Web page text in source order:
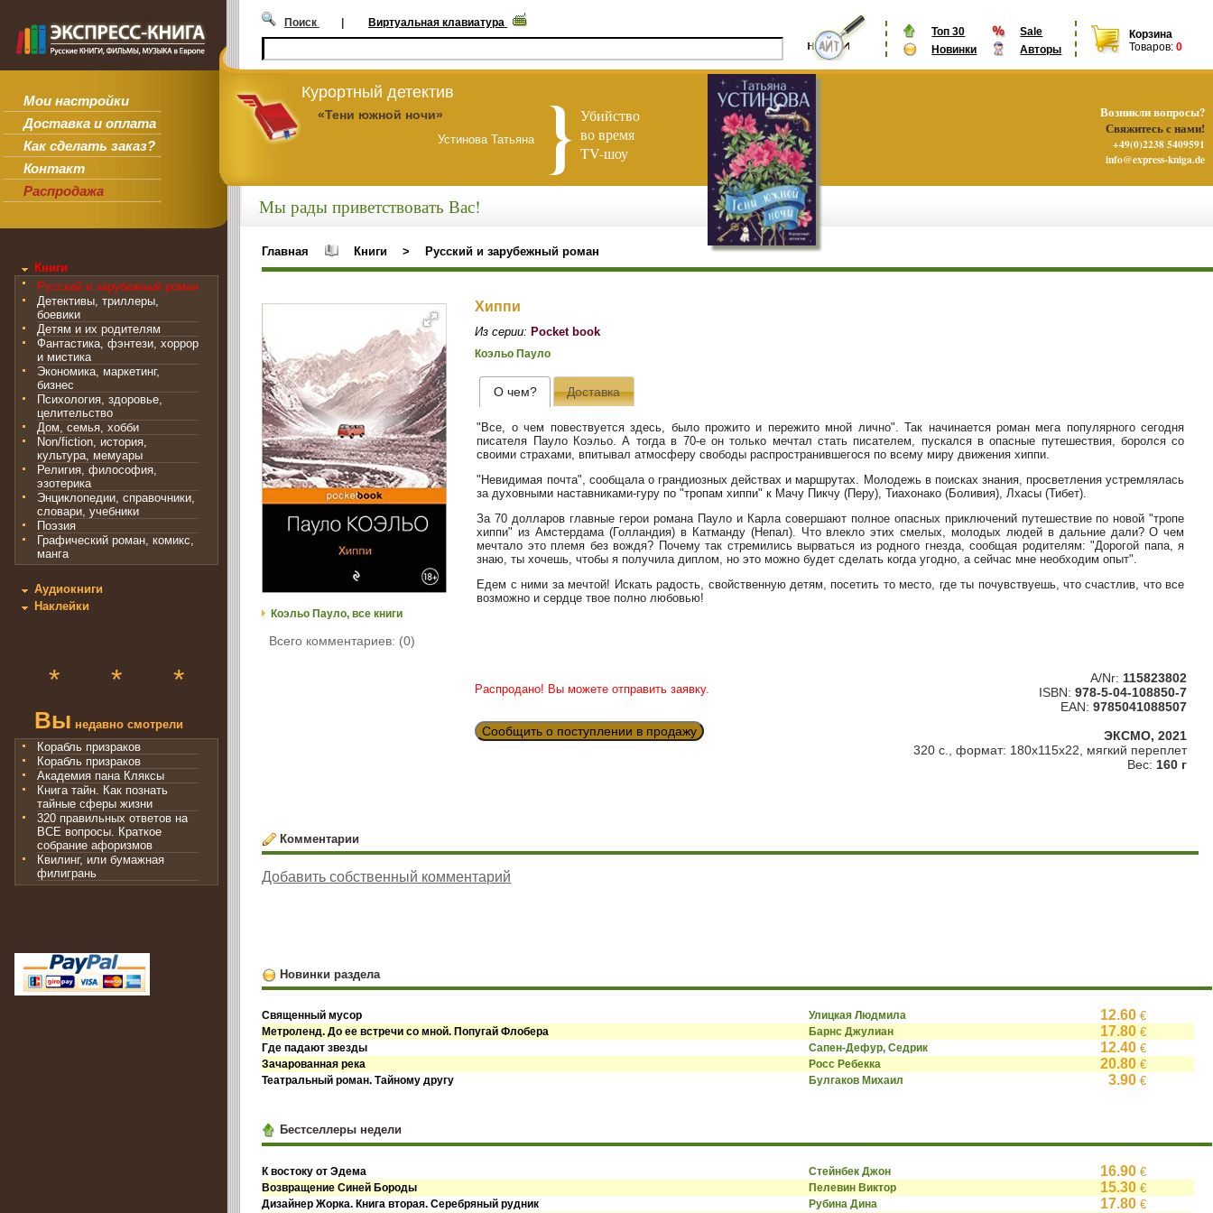
Мои настройки
Доставка и оплата
Как сделать заказ?
Контакт
Распродажа
Топ 30
Sale
Новинки
Авторы
Корзина
Товаров: 0
Поиск | Виртуальная клавиатура
Курортный детектив
«Тени южной ночи»
Устинова Татьяна
Убийство
во время
TV-шоу
Книги
Русский и зарубежный роман
Детективы, триллеры,
боевики
Детям и их родителям
Фантастика, фэнтези, хоррор
и мистика
Экономика, маркетинг,
бизнес
Психология, здоровье,
целительство
Дом, семья, хобби
Non/fiction, история,
культура, мемуары
Религия, философия,
эзотерика
Энциклопедии, справочники,
словари, учебники
Поэзия
Графический роман, комикс,
манга
Аудиокниги
Наклейки
* * *
Вы недавно смотрели
Корабль призраков
Корабль призраков
Академия пана Кляксы
Книга тайн. Как познать
тайные сферы жизни
320 правильных ответов на
ВСЕ вопросы. Краткое
собрание афоризмов
Квилинг, или бумажная
филигрань
Мы рады приветствовать Вас!
Главная Книги > Русский и зарубежный роман
Коэльо Пауло, все книги
Всего комментариев: (0)
Хиппи
Из серии: Pocket book
Коэльо Пауло
О чем? Доставка
"Все, о чем повествуется здесь, было прожито и пережито мной лично". Так начинается роман мега популярного сегодня
писателя Пауло Коэльо. А тогда в 70-е он только мечтал стать писателем, пускался в опасные путешествия, боролся со
своими страхами, впитывал атмосферу свободы распространившегося по всему миру движения хиппи.
"Невидимая почта", сообщала о грандиозных действах и маршрутах. Молодежь в поисках знания, просветления устремлялась
за духовными наставниками-гуру по "тропам хиппи" к Мачу Пикчу (Перу), Тиахонако (Боливия), Лхасы (Тибет).
За 70 долларов главные герои романа Пауло и Карла совершают полное опасных приключений путешествие по новой "тропе
хиппи" из Амстердама (Голландия) в Катманду (Непал). Что влекло этих смелых, молодых людей в дальние дали? О чем
мечтало это племя без вождя? Почему так стремились вырваться из родного гнезда, сообщая родителям: "Дорогой папа, я
знаю, ты хочешь, чтобы я получила диплом, но это можно будет сделать когда угодно, а сейчас мне необходим опыт".
Едем с ними за мечтой! Искать радость, свойственную детям, посетить то место, где ты почувствуешь, что счастлив, что все
возможно и сердце твое полно любовью!
Распродано! Вы можете отправить заявку.
Сообщить о поступлении в продажу
A/Nr: 115823802
ISBN: 978-5-04-108850-7
EAN: 9785041088507
ЭКСМО, 2021
320 с., формат: 180x115x22, мягкий переплет
Вес: 160 г
Комментарии
Добавить собственный комментарий
Новинки раздела
Священный мусор Улицкая Людмила 12.60€
Метроленд. До ее встречи со мной. Попугай Флобера Барнс Джулиан 17.80€
Где падают звезды Сапен-Дефур, Седрик 12.40€
Зачарованная река Росс Ребекка 20.80€
Театральный роман. Тайному другу Булгаков Михаил 3.90€
Бестселлеры недели
К востоку от Эдема Стейнбек Джон 16.90€
Возвращение Синей Бороды Пелевин Виктор 15.30€
Дизайнер Жорка. Книга вторая. Серебряный рудник Рубина Дина 17.80€
Возникли вопросы?
Свяжитесь с нами!
+49(0)2238 5409591
info@express-kniga.de